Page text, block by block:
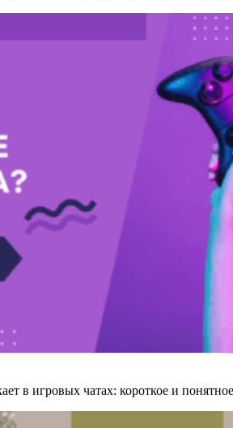
в игровых чатах: короткое и